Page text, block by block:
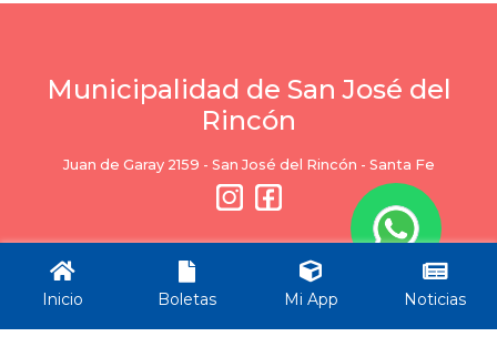
Municipalidad de San José del
Rincón
Juan de Garay 2159 - San José del Rincón - Santa Fe
Ciudad
Trámites
Servicios
Trámites
Inicio Boletas Mi App Noticias